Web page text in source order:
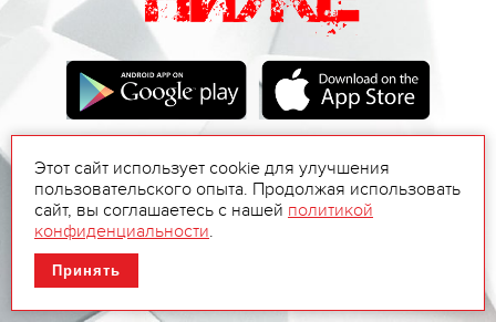
Этот сайт использует cookie для улучшения
пользовательского опыта. Продолжая использовать
сайт, вы соглашаетесь с нашей политикой
конфиденциальности.
Принять